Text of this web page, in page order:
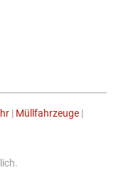
| Müllfahrzeuge |